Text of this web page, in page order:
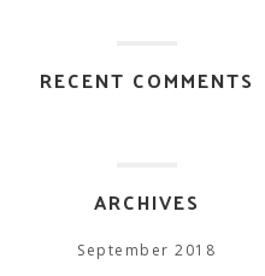
RECENT COMMENTS
ARCHIVES
September 2018